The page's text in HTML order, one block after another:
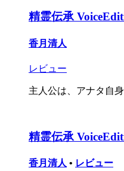
精霊伝承
香月清人
レビュー
主人公は、アナタ自身
精霊伝承
香月清人 • レビュー